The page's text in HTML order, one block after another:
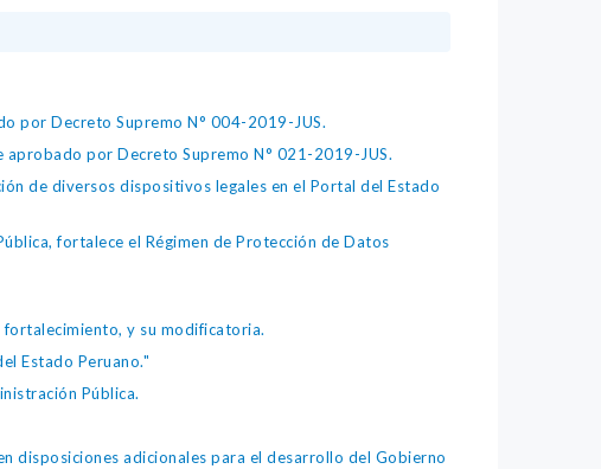
por Decreto Supremo N° 004-2019-JUS.
aprobado por Decreto Supremo N° 021-2019-JUS.
de diversos dispositivos legales en el Portal del Estado
fortalece el Régimen de Protección de Datos
y su modificatoria.
Estado Peruano."
Pública.
disposiciones adicionales para el desarrollo del Gobierno